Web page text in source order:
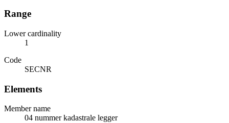
Range
Lower cardinality
1
Code
SECNR
Elements
Member name
04 nummer kadastrale legger